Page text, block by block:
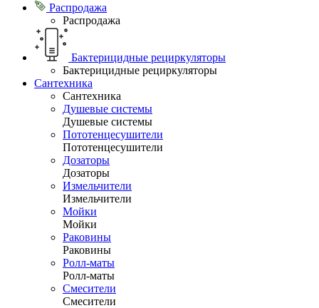
Распродажа
Распродажа
Бактерицидные рециркуляторы
Бактерицидные рециркуляторы
Сантехника
Сантехника
Душевые системы
Душевые системы
Пототенцесушители
Пототенцесушители
Дозаторы
Дозаторы
Измельчители
Измельчители
Мойки
Мойки
Раковины
Раковины
Ролл-маты
Ролл-маты
Смесители
Смесители